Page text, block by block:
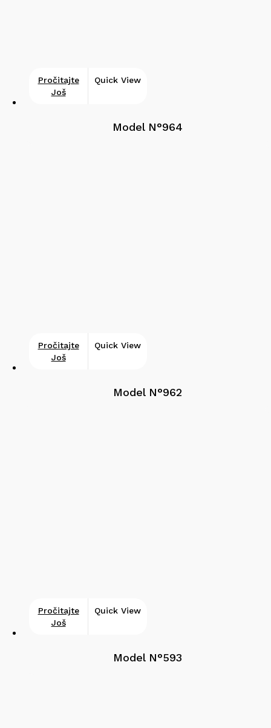
Pročitajte
Još
Quick View
Model N°964
Pročitajte
Još
Quick View
Model N°962
Pročitajte
Još
Quick View
Model N°593